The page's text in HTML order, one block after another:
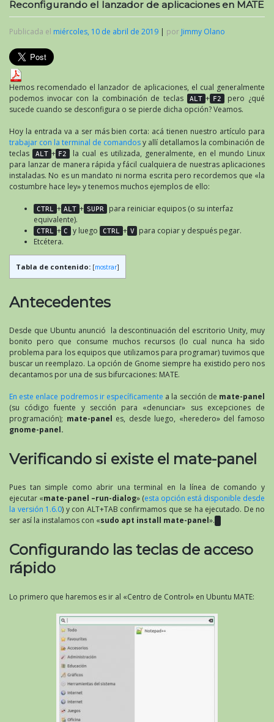
Reconfigurando el lanzador de aplicaciones en MATE
Publicada el miércoles, 10 de abril de 2019 | por Jimmy Olano
Hemos recomendado el lanzador de aplicaciones, el cual generalmente
podemos invocar con la combinación de teclas
ALT + F2 pero ¿qué
sucede cuando se desconfigura o se pierde dicha opción? Veamos.
Hoy la entrada va a ser más bien corta: acá tienen nuestro artículo para
trabajar con la terminal de comandosy allí detallamos la combinación de
teclas ALT + F2
la cual es utilizada, generalmente, en el mundo Linux
para lanzar de manera rápida y fácil cualquiera de nuestras aplicaciones
instaladas. No es un mandato ni norma escrita pero recordemos que «la
costumbre hace ley» y tenemos muchos ejemplos de ello:
CTRL + ALT + SUPR para reiniciar equipos (o su interfaz
equivalente).
CTRL + C y luego CTRL + V
para copiar y después pegar.
Etcétera.
Tabla de contenido: [mostrar]
Antecedentes
Desde que Ubuntu anunció la descontinuación del escritorio Unity, muy
bonito pero que consume muchos recursos (lo cual nunca ha sido
problema para los equipos que utilizamos para programar) tuvimos que
buscar un reemplazo. La opción de Gnome siempre ha existido pero nos
decantamos por una de sus bifurcaciones: MATE.
En este enlace podremos ir específicamente a la sección de mate-panel
(su código fuente y sección para «denunciar» sus excepciones de
programación); mate-panel es, desde luego, «heredero» del famoso
gnome-panel.
Verificando si existe el mate-panel
Pues tan simple como abrir una terminal en la línea de comando y
ejecutar «mate-panel –run-dialog» (esta opción está disponible desde
la versión 1.6.0) y con ALT+TAB confirmamos que se ha ejecutado. De no
ser así la instalamos con «sudo apt install mate-panel».
Configurando las teclas de acceso
rápido
Lo primero que haremos es ir al «Centro de Control» en Ubuntu MATE: